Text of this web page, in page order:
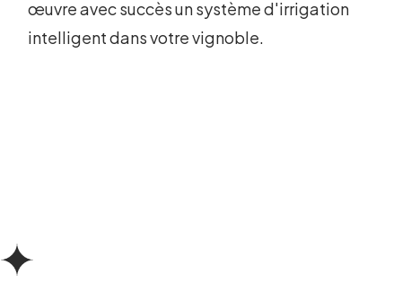
œuvre avec succès un système d'irrigation
intelligent dans votre vignoble.